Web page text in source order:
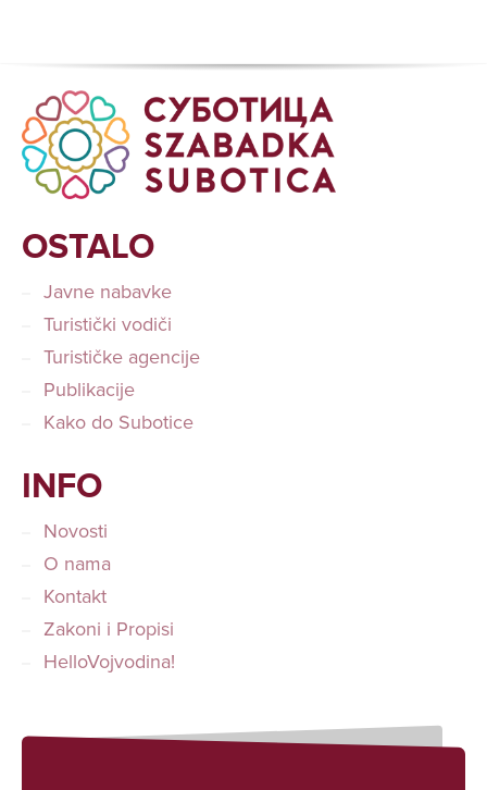
OSTALO
Javne nabavke
Turistički vodiči
Turističke agencije
Publikacije
Kako do Subotice
INFO
Novosti
O nama
Kontakt
Zakoni i Propisi
HelloVojvodina!